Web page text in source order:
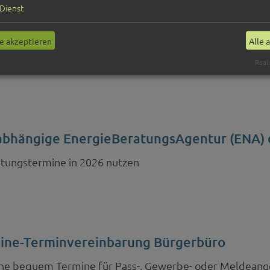
Kreisverkehre A 9
EnergieBeratungsAgentur (ENA)
in 2026 nutzen
Terminvereinbarung Bürgerbüro
bequem Termine für Pass-, Gewerbe- oder
Dienst
akzeptieren Alle